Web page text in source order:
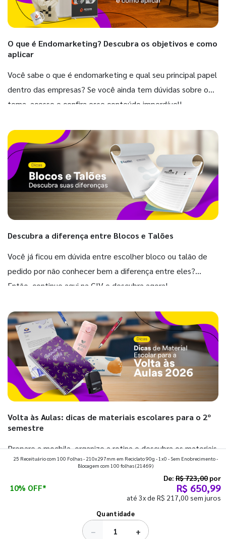
O que é Endomarketing? Descubra os objetivos e como
aplicar
Você sabe o que é endomarketing e qual seu principal papel
dentro das empresas? Se você ainda tem dúvidas sobre o
tema, acesse e confira esse conteúdo imperdível!
Descubra a diferença entre Blocos e Talões
Você já ficou em dúvida entre escolher bloco ou talão de
pedido por não conhecer bem a diferença entre eles?
Então, continue aqui na GIV e descubra agora!
Volta às Aulas: dicas de materiais escolares para o 2º
semestre
Prepare a mochila, organize a rotina e descubra os materiais
que fazem toda diferença para começar o segundo
25 Receituário com 100 Folhas - 210x297mm em Reciclato 90g - 1x0 - Sem Enobrecimento -
Blocagem com 100 folhas(21469)
10% OFF*
De: R$ 723,00 por
R$ 650,99
até 3x de R$ 217,00 sem juros
Quantidade
− +